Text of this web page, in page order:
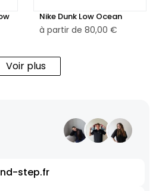
Nike Dunk Low Ocean
à partir de 80,00 €
Voir plus
step.fr